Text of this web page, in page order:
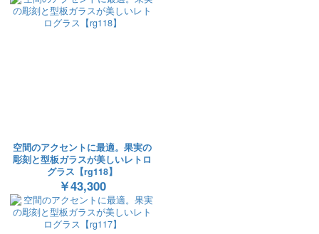
空間のアクセントに最適。果実の
彫刻と型板ガラスが美しいレトロ
グラス【rg118】
￥43,300